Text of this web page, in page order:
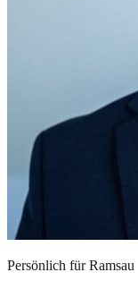
Persönlich fürRamsau